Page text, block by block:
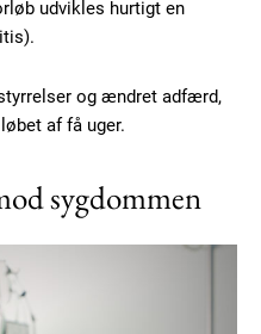
udvikles hurtigt en
og ændret adfærd,
af få uger.
sygdommen